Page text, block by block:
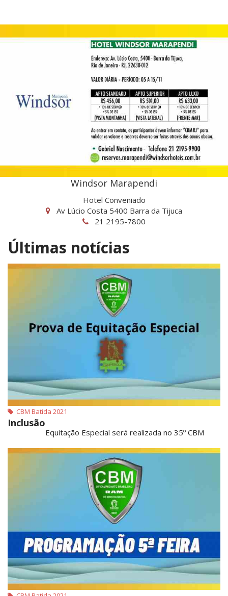
Windsor Marapendi
Hotel Conveniado
Av Lúcio Costa 5400 Barra da Tijuca
21 2195-7800
Últimas notícias
CBM Batida 2021
Inclusão
Equitação Especial será realizada no 35º CBM